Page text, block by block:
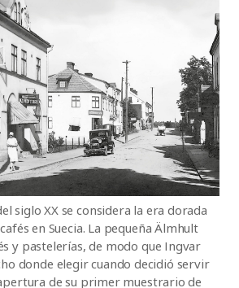
siglo XX se considera la era dorada
en Suecia. La pequeña Älmhult
y pastelerías, de modo que Ingvar
donde elegir cuando decidió servir
de su primer muestrario de